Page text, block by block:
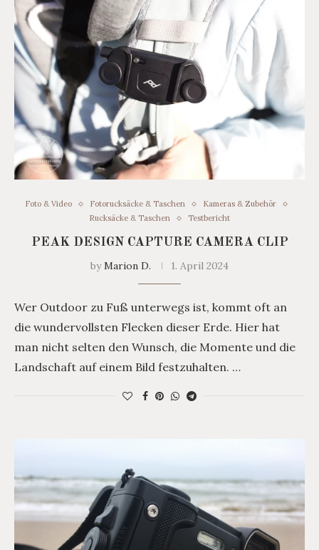
Foto & Video Fotorucksäcke & Taschen
Kameras & Zubehör
Rucksäcke & Taschen
Testbericht
PEAK DESIGN CAPTURE CAMERA CLIP
byMarion D. 1. April 2024
Wer Outdoor zu Fuß unterwegs ist, kommt oft an
die wundervollsten Flecken dieser Erde. Hier hat
man nicht selten den Wunsch, die Momente und die
Landschaft auf einem Bild festzuhalten. …